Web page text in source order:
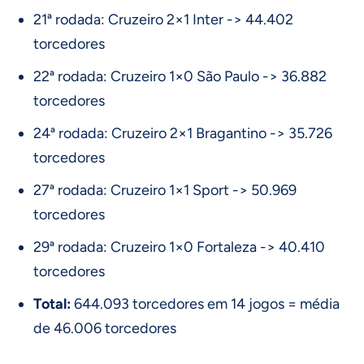
21ª rodada: Cruzeiro 2×1 Inter -> 44.402
torcedores
22ª rodada: Cruzeiro 1×0 São Paulo -> 36.882
torcedores
24ª rodada: Cruzeiro 2×1 Bragantino -> 35.726
torcedores
27ª rodada: Cruzeiro 1×1 Sport -> 50.969
torcedores
29ª rodada: Cruzeiro 1×0 Fortaleza -> 40.410
torcedores
Total:644.093 torcedores em 14 jogos = média
de 46.006 torcedores